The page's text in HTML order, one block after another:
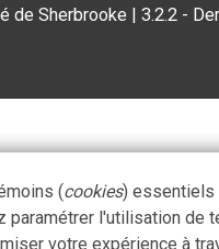
de Sherbrooke |3.2.2 -
(cookies) essentiels
paramétrer l'utilisation de
votre expérience à